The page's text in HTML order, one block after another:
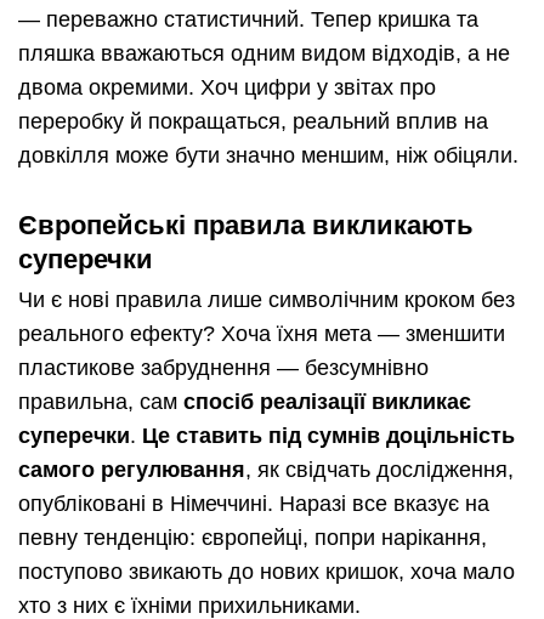
— переважно статистичний. Тепер кришка та
пляшка вважаються одним видом відходів, а не
двома окремими. Хоч цифри у звітах про
переробку й покращаться, реальний вплив на
довкілля може бути значно меншим, ніж обіцяли.
Європейські правила викликають
суперечки
Чи є нові правила лише символічним кроком без
реального ефекту? Хоча їхня мета — зменшити
пластикове забруднення — безсумнівно
правильна, сам спосіб реалізації викликає
суперечки. Це ставить під сумнів доцільність
самого регулювання, як свідчать дослідження,
опубліковані в Німеччині. Наразі все вказує на
певну тенденцію: європейці, попри нарікання,
поступово звикають до нових кришок, хоча мало
хто з них є їхніми прихильниками.